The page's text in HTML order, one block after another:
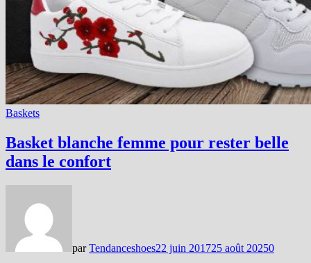
Baskets
Basket blanche femme pour rester belle
dans le confort
parTendanceshoes22 juin 201725 août 20250